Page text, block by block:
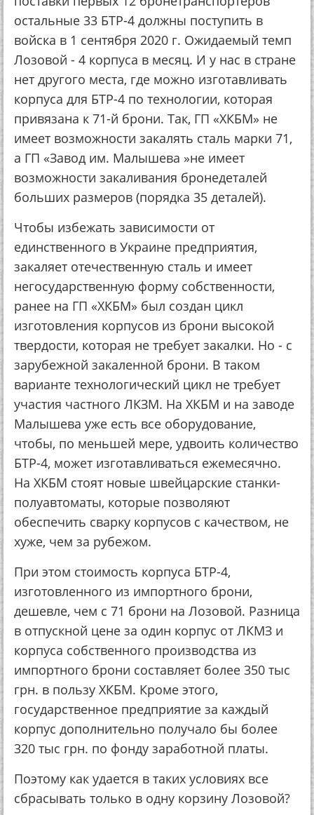
остальные 33 БТР-4 должны поступить в
войска в 1 сентября 2020 г. Ожидаемый темп
Лозовой - 4 корпуса в месяц. И у нас в стране
нет другого места, где можно изготавливать
корпуса для БТР-4 по технологии, которая
привязана к 71-й брони. Так, ГП «ХКБМ» не
имеет возможности закалять сталь марки 71,
а ГП «Завод им. Малышева »не имеет
возможности закаливания бронедеталей
больших размеров (порядка 35 деталей).
Чтобы избежать зависимости от
единственного в Украине предприятия,
закаляет отечественную сталь и имеет
негосударственную форму собственности,
ранее на ГП «ХКБМ» был создан цикл
изготовления корпусов из брони высокой
твердости, которая не требует закалки. Но - с
зарубежной закаленной брони. В таком
варианте технологический цикл не требует
участия частного ЛКЗМ. На ХКБМ и на заводе
Малышева уже есть все оборудование,
чтобы, по меньшей мере, удвоить количество
БТР-4, может изготавливаться ежемесячно.
На ХКБМ стоят новые швейцарские станки-
полуавтоматы, которые позволяют
обеспечить сварку корпусов с качеством, не
хуже, чем за рубежом.
При этом стоимость корпуса БТР-4,
изготовленного из импортного брони,
дешевле, чем с 71 брони на Лозовой. Разница
в отпускной цене за один корпус от ЛКМЗ и
корпуса собственного производства из
импортного брони составляет более 350 тыс
грн. в пользу ХКБМ. Кроме этого,
государственное предприятие за каждый
корпус дополнительно получало бы более
320 тыс грн. по фонду заработной платы.
Поэтому как удается в таких условиях все
сбрасывать только в одну корзину Лозовой?